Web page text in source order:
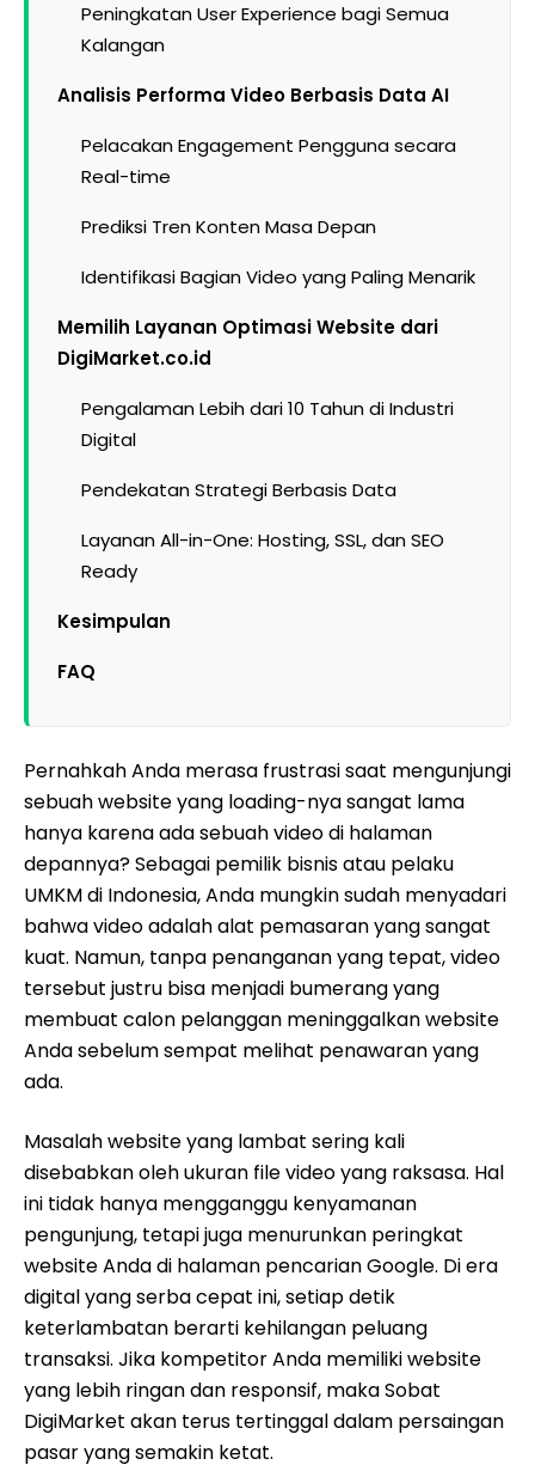
Peningkatan User Experience bagi Semua
Kalangan
Analisis Performa Video Berbasis Data AI
Pelacakan Engagement Pengguna secara
Real-time
Prediksi Tren Konten Masa Depan
Identifikasi Bagian Video yang Paling Menarik
Memilih Layanan Optimasi Website dari
DigiMarket.co.id
Pengalaman Lebih dari 10 Tahun di Industri
Digital
Pendekatan Strategi Berbasis Data
Layanan All-in-One: Hosting, SSL, dan SEO
Ready
Kesimpulan
FAQ
Pernahkah Anda merasa frustrasi saat mengunjungi
sebuah website yang loading-nya sangat lama
hanya karena ada sebuah video di halaman
depannya? Sebagai pemilik bisnis atau pelaku
UMKM di Indonesia, Anda mungkin sudah menyadari
bahwa video adalah alat pemasaran yang sangat
kuat. Namun, tanpa penanganan yang tepat, video
tersebut justru bisa menjadi bumerang yang
membuat calon pelanggan meninggalkan website
Anda sebelum sempat melihat penawaran yang
ada.
Masalah website yang lambat sering kali
disebabkan oleh ukuran file video yang raksasa. Hal
ini tidak hanya mengganggu kenyamanan
pengunjung, tetapi juga menurunkan peringkat
website Anda di halaman pencarian Google. Di era
digital yang serba cepat ini, setiap detik
keterlambatan berarti kehilangan peluang
transaksi. Jika kompetitor Anda memiliki website
yang lebih ringan dan responsif, maka Sobat
DigiMarket akan terus tertinggal dalam persaingan
pasar yang semakin ketat.